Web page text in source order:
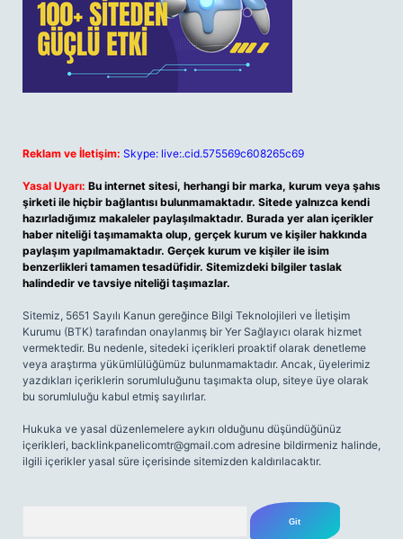
Reklam ve İletişim: Skype: live:.cid.575569c608265c69
Yasal Uyarı: Bu internet sitesi, herhangi bir marka, kurum veya şahıs
şirketi ile hiçbir bağlantısı bulunmamaktadır. Sitede yalnızca kendi
hazırladığımız makaleler paylaşılmaktadır. Burada yer alan içerikler
haber niteliği taşımamakta olup, gerçek kurum ve kişiler hakkında
paylaşım yapılmamaktadır. Gerçek kurum ve kişiler ile isim
benzerlikleri tamamen tesadüfidir. Sitemizdeki bilgiler taslak
halindedir ve tavsiye niteliği taşımazlar.
Sitemiz, 5651 Sayılı Kanun gereğince Bilgi Teknolojileri ve İletişim
Kurumu (BTK) tarafından onaylanmış bir Yer Sağlayıcı olarak hizmet
vermektedir. Bu nedenle, sitedeki içerikleri proaktif olarak denetleme
veya araştırma yükümlülüğümüz bulunmamaktadır. Ancak, üyelerimiz
yazdıkları içeriklerin sorumluluğunu taşımakta olup, siteye üye olarak
bu sorumluluğu kabul etmiş sayılırlar.
Hukuka ve yasal düzenlemelere aykırı olduğunu düşündüğünüz
içerikleri, backlinkpanelicomtr@gmail.com adresine bildirmeniz halinde,
ilgili içerikler yasal süre içerisinde sitemizden kaldırılacaktır.